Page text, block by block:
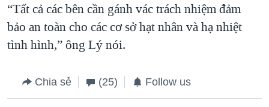
“Tất cả các bên cần gánh vác trách nhiệm đảm
bảo an toàn cho các cơ sở hạt nhân và hạ nhiệt
tình hình,” ông Lý nói.
Chia sẻ (25) Follow us